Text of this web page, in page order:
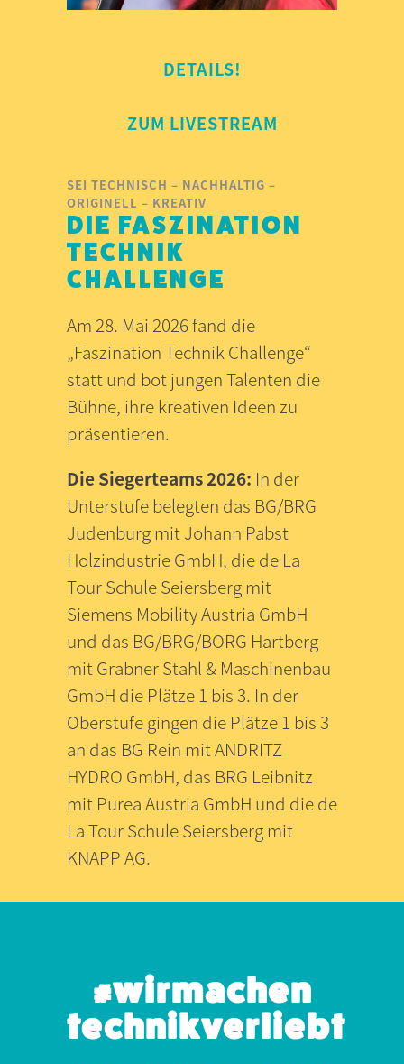
DETAILS!
ZUM LIVESTREAM
SEI TECHNISCH – NACHHALTIG –
ORIGINELL – KREATIV
DIE FASZINATION
TECHNIK
CHALLENGE
Am 28. Mai 2026 fand die
„Faszination Technik Challenge“
statt und bot jungen Talenten die
Bühne, ihre kreativen Ideen zu
präsentieren.
Die Siegerteams 2026: In der
Unterstufe belegten das BG/BRG
Judenburg mit Johann Pabst
Holzindustrie GmbH, die de La
Tour Schule Seiersberg mit
Siemens Mobility Austria GmbH
und das BG/BRG/BORG Hartberg
mit Grabner Stahl & Maschinenbau
GmbH die Plätze 1 bis 3. In der
Oberstufe gingen die Plätze 1 bis 3
an das BG Rein mit ANDRITZ
HYDRO GmbH, das BRG Leibnitz
mit Purea Austria GmbH und die de
La Tour Schule Seiersberg mit
KNAPP AG.
#wirmachen
technikverliebt